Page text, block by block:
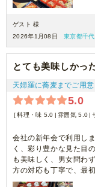
ゲスト 様
2026年1月08日
東京都千
とても美味しかっ
天婦羅に蕎麦までご用
5.0
料理・味 5.0 雰囲気 5.0
会社の新年会で利用し
く、彩り豊かな見た目
も美味しく、男女問わ
方の対応も丁寧で、最